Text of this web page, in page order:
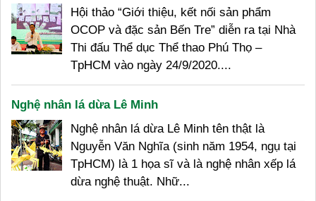
Hội thảo “Giới thiệu, kết nối sản phẩm
OCOP và đặc sản Bến Tre” diễn ra tại Nhà
Thi đấu Thể dục Thể thao Phú Thọ –
TpHCM vào ngày 24/9/2020....
Nghệ nhân lá dừa Lê Minh
Nghệ nhân lá dừa Lê Minh tên thật là
Nguyễn Văn Nghĩa (sinh năm 1954, ngụ tại
TpHCM) là 1 họa sĩ và là nghệ nhân xếp lá
dừa nghệ thuật. Nhữ...